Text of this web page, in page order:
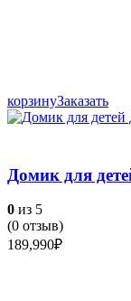
корзинуЗаказать
Домик для
0 из 5
(0 отзыв)
189,990₽